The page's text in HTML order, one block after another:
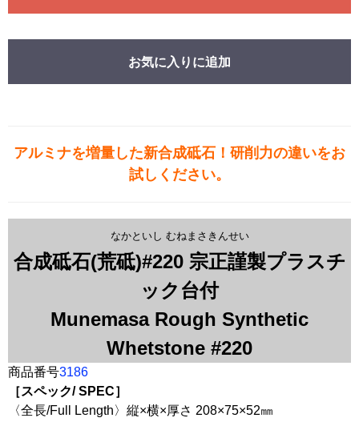
お気に入りに追加
アルミナを増量した新合成砥石！研削力の違いをお
試しください。
なかといし むねまさきんせい
合成砥石(荒砥)#220 宗正謹製プラスチ
ック台付
Munemasa Rough Synthetic
Whetstone #220
商品番号3186
［スペック/ SPEC］
〈全長/Full Length〉縦×横×厚さ 208×75×52㎜